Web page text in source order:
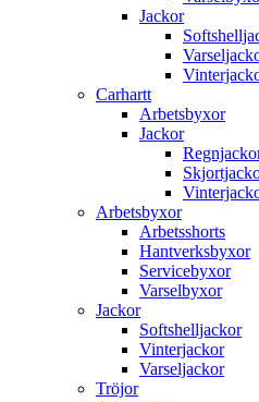
Jackor
Carhartt
Arbetsbyxor
Jackor
Arbetsbyxor
Arbetsshorts
Hantverksbyxor
Servicebyxor
Varselbyxor
Jackor
Softshelljackor
Vinterjackor
Varseljackor
Tröjor